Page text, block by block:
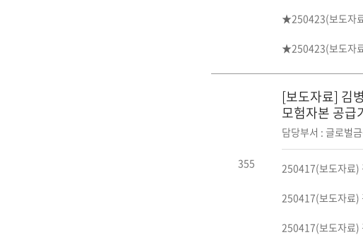
★250423(보도자
★250423(보도자
355
[보도자료] 김
모험자본 공급
담당부서 : 글로벌
250417(보도자료)
250417(보도자료)
250417(보도자료)